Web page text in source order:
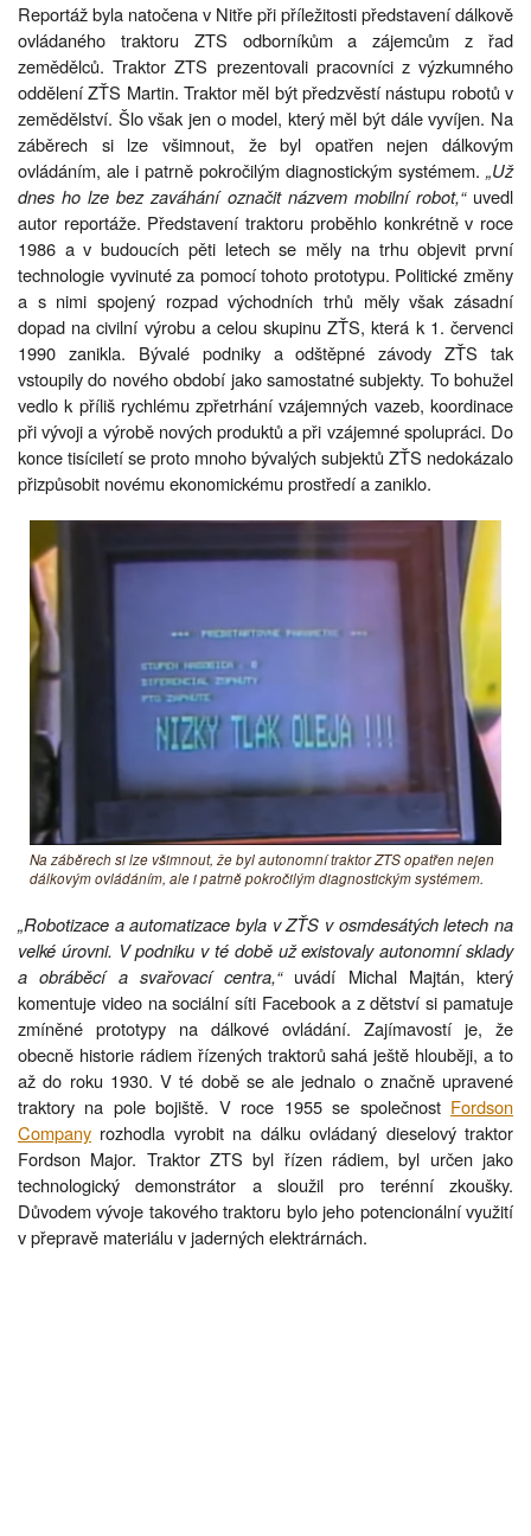
Reportáž byla natočena v Nitře při příležitosti představení dálkově
ovládaného traktoru ZTS odborníkům a zájemcům z řad
zemědělců. Traktor ZTS prezentovali pracovníci z výzkumného
oddělení ZŤS Martin. Traktor měl být předzvěstí nástupu robotů v
zemědělství. Šlo však jen o model, který měl být dále vyvíjen. Na
záběrech si lze všimnout, že byl opatřen nejen dálkovým
ovládáním, ale i patrně pokročilým diagnostickým systémem. „Už
dnes ho lze bez zaváhání označit názvem mobilní robot,“uvedl
autor reportáže. Představení traktoru proběhlo konkrétně v roce
1986 a v budoucích pěti letech se měly na trhu objevit první
technologie vyvinuté za pomocí tohoto prototypu. Politické změny
a s nimi spojený rozpad východních trhů měly však zásadní
dopad na civilní výrobu a celou skupinu ZŤS, která k 1. červenci
1990 zanikla. Bývalé podniky a odštěpné závody ZŤS tak
vstoupily do nového období jako samostatné subjekty. To bohužel
vedlo k příliš rychlému zpřetrhání vzájemných vazeb, koordinace
při vývoji a výrobě nových produktů a při vzájemné spolupráci. Do
konce tisíciletí se proto mnoho bývalých subjektů ZŤS nedokázalo
přizpůsobit novému ekonomickému prostředí a zaniklo.
Na záběrech si lze všimnout, že byl autonomní traktor ZTS opatřen nejen
dálkovým ovládáním, ale i patrně pokročilým diagnostickým systémem.
„Robotizace a automatizace byla v ZŤS v osmdesátých letech na
velké úrovni. V podniku v té době už existovaly autonomní sklady
a obráběcí a svařovací centra,“uvádí Michal Majtán, který
komentuje video na sociální síti Facebook a z dětství si pamatuje
zmíněné prototypy na dálkové ovládání. Zajímavostí je, že
obecně historie rádiem řízených traktorů sahá ještě hlouběji, a to
až do roku 1930. V té době se ale jednalo o značně upravené
traktory na pole bojiště. V roce 1955 se společnost Fordson
Company rozhodla vyrobit na dálku ovládaný dieselový traktor
Fordson Major. Traktor ZTS byl řízen rádiem, byl určen jako
technologický demonstrátor a sloužil pro terénní zkoušky.
Důvodem vývoje takového traktoru bylo jeho potencionální využití
v přepravě materiálu v jaderných elektrárnách.